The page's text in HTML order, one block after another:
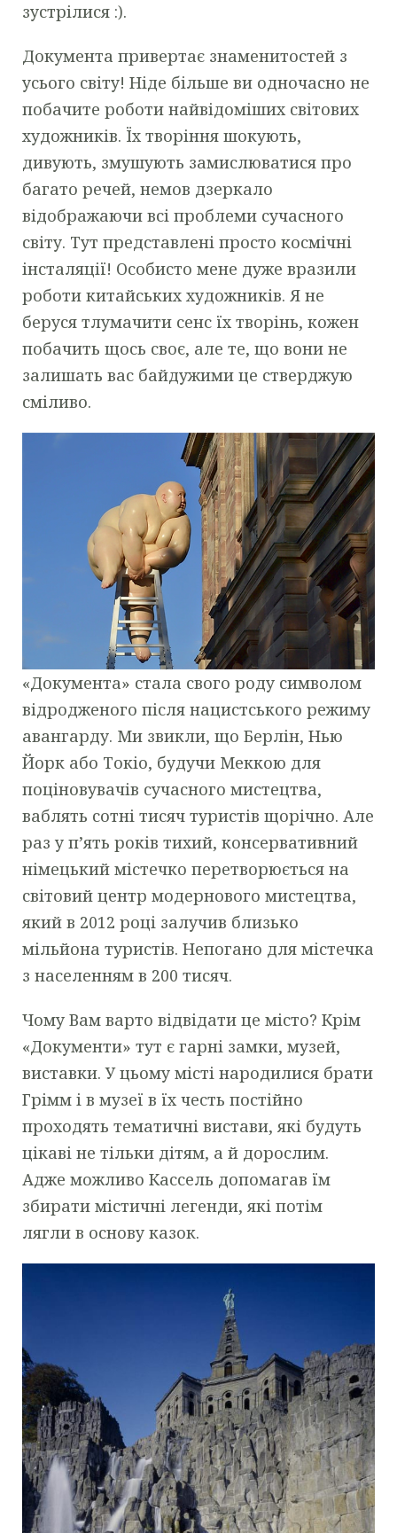
зустрілися :).
Документа привертає знаменитостей з
усього світу! Ніде більше ви одночасно не
побачите роботи найвідоміших світових
художників. Їх творіння шокують,
дивують, змушують замислюватися про
багато речей, немов дзеркало
відображаючи всі проблеми сучасного
світу. Тут представлені просто космічні
інсталяції! Особисто мене дуже вразили
роботи китайських художників. Я не
беруся тлумачити сенс їх творінь, кожен
побачить щось своє, але те, що вони не
залишать вас байдужими це стверджую
сміливо.
«Документа» стала свого роду символом
відродженого після нацистського режиму
авангарду. Ми звикли, що Берлін, Нью
Йорк або Токіо, будучи Меккою для
поціновувачів сучасного мистецтва,
ваблять сотні тисяч туристів щорічно. Але
раз у п’ять років тихий, консервативний
німецький містечко перетворюється на
світовий центр модернового мистецтва,
який в 2012 році залучив близько
мільйона туристів. Непогано для містечка
з населенням в 200 тисяч.
Чому Вам варто відвідати це місто? Крім
«Документи» тут є гарні замки, музей,
виставки. У цьому місті народилися брати
Грімм і в музеї в їх честь постійно
проходять тематичні вистави, які будуть
цікаві не тільки дітям, а й дорослим.
Адже можливо Кассель допомагав їм
збирати містичні легенди, які потім
лягли в основу казок.